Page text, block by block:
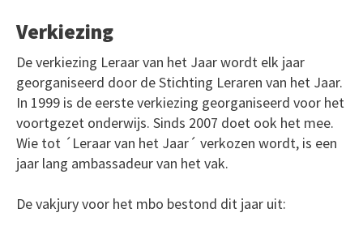
Verkiezing
De verkiezing Leraar van het Jaar wordt elk jaar
georganiseerd door de Stichting Leraren van het Jaar.
In 1999 is de eerste verkiezing georganiseerd voor het
voortgezet onderwijs. Sinds 2007 doet ook het mee.
Wie tot ´Leraar van het Jaar´ verkozen wordt, is een
jaar lang ambassadeur van het vak.
De vakjury voor het mbo bestond dit jaar uit: